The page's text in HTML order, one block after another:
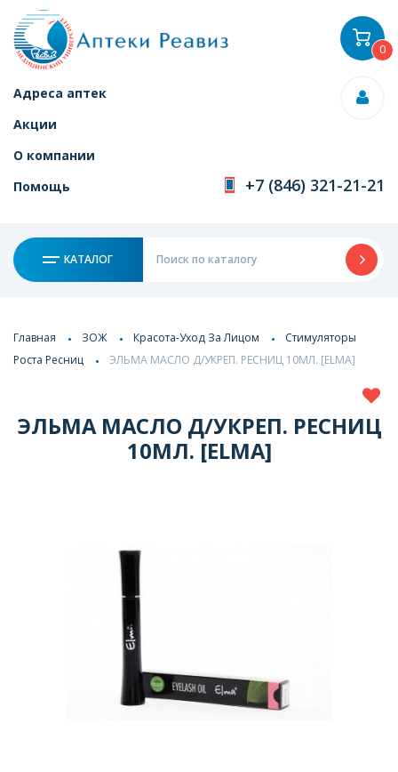
Адреса аптек
Акции
О компании
Помощь
+7 (846) 321-21-21
КАТАЛОГ
0
Главная ЗОЖ Красота-Уход За Лицом
Стимуляторы
Роста Ресниц
ЭЛЬМА МАСЛО Д/УКРЕП. РЕСНИЦ 10МЛ. [ELMA]
ЭЛЬМА МАСЛО Д/УКРЕП. РЕСНИЦ
10МЛ. [ELMA]